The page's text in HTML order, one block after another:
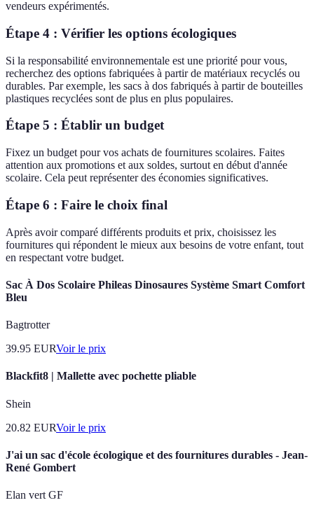
vendeurs expérimentés.
Étape 4 : Vérifier les options écologiques
Si la responsabilité environnementale est une priorité pour vous,
recherchez des options fabriquées à partir de matériaux recyclés ou
durables. Par exemple, les sacs à dos fabriqués à partir de bouteilles
plastiques recyclées sont de plus en plus populaires.
Étape 5 : Établir un budget
Fixez un budget pour vos achats de fournitures scolaires. Faites
attention aux promotions et aux soldes, surtout en début d'année
scolaire. Cela peut représenter des économies significatives.
Étape 6 : Faire le choix final
Après avoir comparé différents produits et prix, choisissez les
fournitures qui répondent le mieux aux besoins de votre enfant, tout
en respectant votre budget.
Sac À Dos Scolaire Phileas Dinosaures Système Smart Comfort
Bleu
Bagtrotter
39.95 EURVoir le prix
Blackfit8 | Mallette avec pochette pliable
Shein
20.82 EURVoir le prix
J'ai un sac d'école écologique et des fournitures durables - Jean-
René Gombert
Elan vert GF